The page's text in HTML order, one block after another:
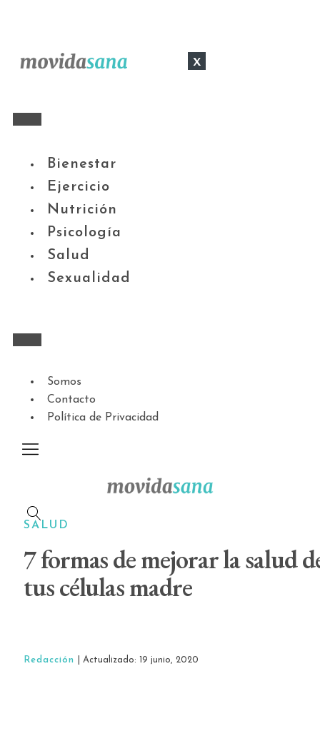
x
Bienestar
Ejercicio
Nutrición
Psicología
Salud
Sexualidad
Somos
Contacto
Política de Privacidad
SALUD
7 formas de mejorar la salud
tus células madre
Redacción | Actualizado: 19 junio, 2020